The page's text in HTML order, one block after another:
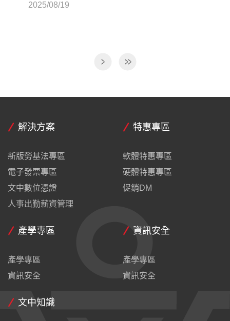
2025/08/19
解決方案
新版勞基法專區
電子發票專區
文中數位憑證
人事出勤薪資管理
特惠專區
軟體特惠專區
硬體特惠專區
促銷DM
產學專區
產學專區
資訊安全
資訊安全
產學專區
資訊安全
文中知識